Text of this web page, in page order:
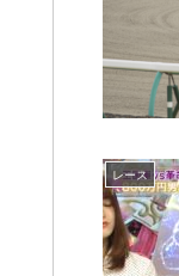
レース